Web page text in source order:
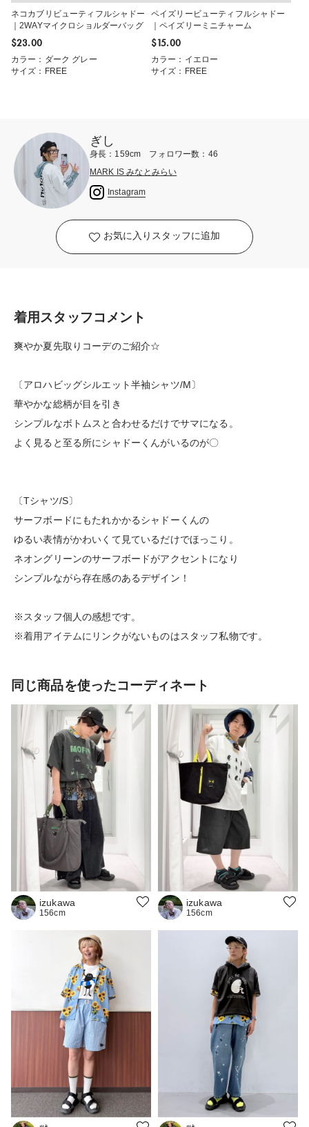
ネコカブリビューティフルシャドー
｜2WAYマイクロショルダーバッグ
$‌23.00
カラー：ダーク グレー
サイズ：FREE
ペイズリービューティフルシャドー
｜ペイズリーミニチャーム
$‌15.00
カラー：イエロー
サイズ：FREE
ぎし
身長：159cm フォロワー数：46
MARK IS みなとみらい
Instagram
お気に入りスタッフに追加
着用スタッフコメント
爽やか夏先取りコーデのご紹介☆
〔アロハビッグシルエット半袖シャツ/M〕
華やかな総柄が目を引き
シンプルなボトムスと合わせるだけでサマになる。
よく見ると至る所にシャドーくんがいるのが〇
〔Tシャツ/S〕
サーフボードにもたれかかるシャドーくんの
ゆるい表情がかわいくて見ているだけでほっこり。
ネオングリーンのサーフボードがアクセントになり
シンプルながら存在感のあるデザイン！
※スタッフ個人の感想です。
※着用アイテムにリンクがないものはスタッフ私物です。
同じ商品を使ったコーディネート
izukawa
156cm
izukawa
156cm